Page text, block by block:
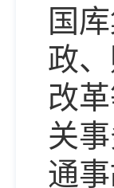
国
政
改
关
通